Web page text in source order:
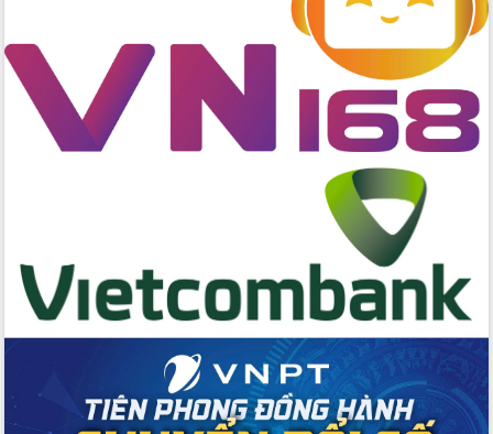
Đắk Lắk ký kết thỏa thuận hợp tác về
chuyển đổi số giai đoạn 2026 – 2030
với Tập đoàn Bưu chính Viễn thông
Việt Nam
Thứ trưởng Bộ Y tế làm việc với tỉnh
Đắk Lắk về phát triển nhân lực y tế
Tập huấn ứng dụng trí tuệ nhân tạo (AI)
trong thương mại điện tử năm 2026
trao đổi thông tin trước Kỳ họp thứ
Quyết liệt cải cách hành chính, khơi
thông nguồn lực phát triển